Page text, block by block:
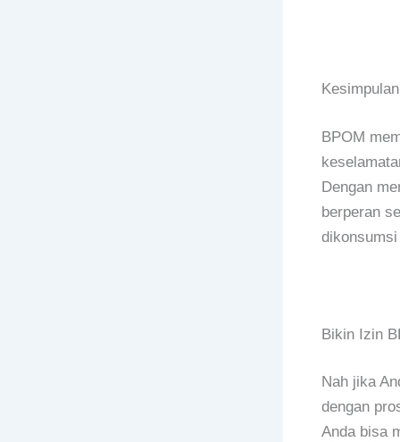
BPOM
Dengan
berperan
Bikin Izin
Nah jika
dengan
Anda bisa